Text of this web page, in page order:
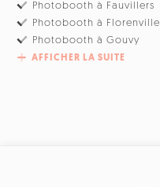
Photobooth à Fauvillers
Photobooth à Florenville
Photobooth à Gouvy
AFFICHER LA SUITE